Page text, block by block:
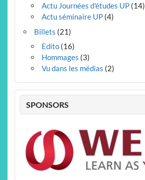
Actu Journées d'études UP(14)
Actu séminaire UP(4)
Billets (21)
Edito(16)
Hommages (3)
Vu dans les médias (2)
SPONSORS